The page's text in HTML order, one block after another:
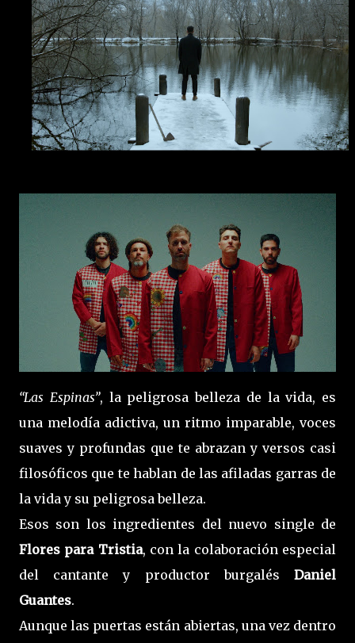
“Las Espinas”, la peligrosa belleza de la vida, es
una melodía adictiva, un ritmo imparable, voces
suaves y profundas que te abrazan y versos casi
filosóficos que te hablan de las afiladas garras de
la vida y su peligrosa belleza.
Esos son los ingredientes del nuevo single de
Flores para Tristia, con la colaboración especial
del cantante y productor burgalés Daniel
Guantes.
Aunque las puertas están abiertas, una vez dentro